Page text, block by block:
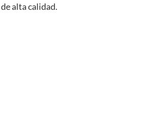
alta calidad.